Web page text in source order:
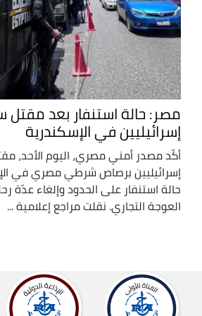
مصر: حالة استنفار بعد مقتل
إسرائيليين في الإسكندرية
أكّد مصدر أمني مصري، اليوم الأحد،
إسرائيليين برصاص شرطي مصري في
حالة استنفار على الحدود وإلغاء عدّة
العوجة التجاري. نقلت مراجع إعلامية ...